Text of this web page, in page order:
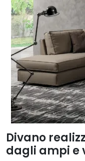
Divano
dagli ampi e